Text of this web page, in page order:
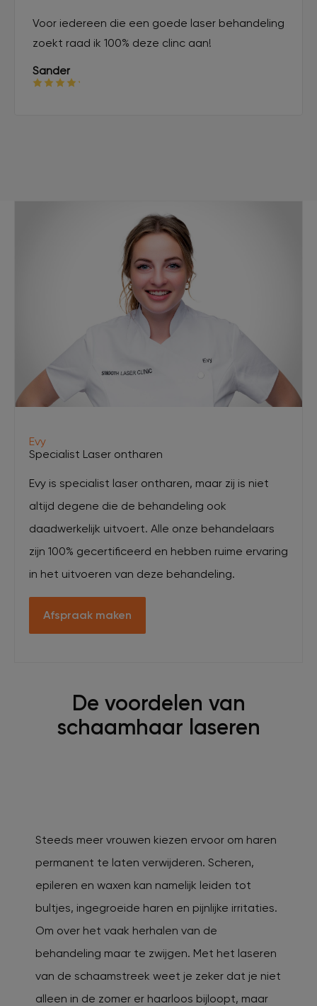
Voor iedereen die een goede laser behandeling
zoekt raad ik 100% deze clinc aan!
Sander
Evy
Specialist Laser ontharen
Evy is specialist laser ontharen, maar zij is niet
altijd degene die de behandeling ook
daadwerkelijk uitvoert. Alle onze behandelaars
zijn 100% gecertificeerd en hebben ruime ervaring
in het uitvoeren van deze behandeling.
Afspraak maken
De voordelen van
schaamhaar laseren
Steeds meer vrouwen kiezen ervoor om haren
permanent te laten verwijderen. Scheren,
epileren en waxen kan namelijk leiden tot
bultjes, ingegroeide haren en pijnlijke irritaties.
Om over het vaak herhalen van de
behandeling maar te zwijgen. Met het laseren
van de schaamstreek weet je zeker dat je niet
alleen in de zomer er haarloos bijloopt, maar